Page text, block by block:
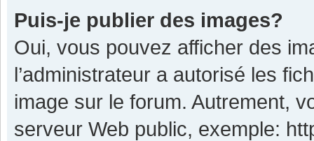
Puis-je publier des images?
Oui, vous pouvez afficher des
l’administrateur a autorisé les
image sur le forum. Autrement,
serveur Web public, exemple: